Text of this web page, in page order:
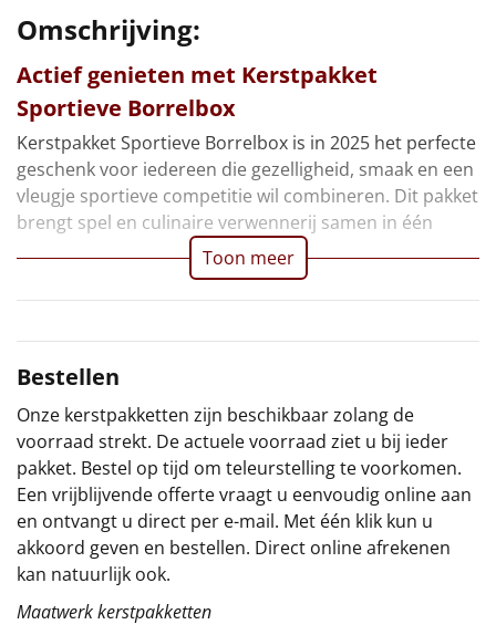
Deken (fleece plaid)
Alle artikelen
Overige
Ideeën
Doe het zelf
Sinterklaaspakketten
Particulier
Kerstgeschenken 2026
Relatiegeschenken
Cadeaubon
Per stuk
Omschrijving:
Actief genieten met Kerstpakket
Sportieve Borrelbox
Kerstpakket Sportieve Borrelbox is in 2025 het perfecte
geschenk voor iedereen die gezelligheid, smaak en een
vleugje sportieve competitie wil combineren. Dit pakket
brengt spel en culinaire verwennerij samen in één
Toon meer
Bestellen
Onze kerstpakketten zijn beschikbaar zolang de
voorraad strekt. De actuele voorraad ziet u bij ieder
pakket. Bestel op tijd om teleurstelling te voorkomen.
Een vrijblijvende offerte vraagt u eenvoudig online aan
en ontvangt u direct per e-mail. Met één klik kun u
akkoord geven en bestellen. Direct online afrekenen
kan natuurlijk ook.
Maatwerk kerstpakketten